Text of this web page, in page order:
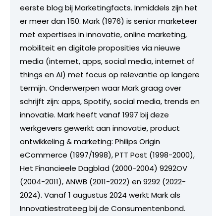
eerste blog bij Marketingfacts. Inmiddels zijn het
er meer dan 150. Mark (1976) is senior marketeer
met expertises in innovatie, online marketing,
mobiliteit en digitale proposities via nieuwe
media (internet, apps, social media, internet of
things en AI) met focus op relevantie op langere
termijn. Onderwerpen waar Mark graag over
schrijft zijn: apps, Spotify, social media, trends en
innovatie. Mark heeft vanaf 1997 bij deze
werkgevers gewerkt aan innovatie, product
ontwikkeling & marketing: Philips Origin
eCommerce (1997/1998), PTT Post (1998-2000),
Het Financieele Dagblad (2000-2004) 9292OV
(2004-2011), ANWB (2011-2022) en 9292 (2022-
2024). Vanaf 1 augustus 2024 werkt Mark als
Innovatiestrateeg bij de Consumentenbond.